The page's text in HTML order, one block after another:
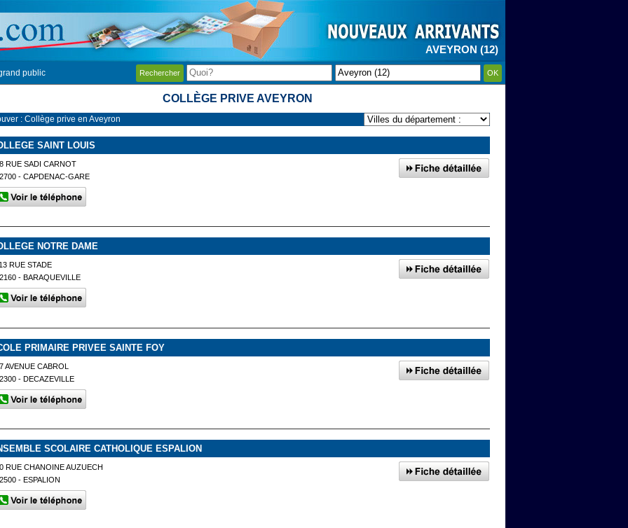
AVEYRON (12)
public Rechercher OK
COLLÈGE PRIVE AVEYRON
: Collège prive en Aveyron
SAINT LOUIS
RUE SADI CARNOT
- CAPDENAC-GARE
NOTRE DAME
RUE STADE
- BARAQUEVILLE
PRIMAIRE PRIVEE SAINTE FOY
AVENUE CABROL
- DECAZEVILLE
SCOLAIRE CATHOLIQUE ESPALION
RUE CHANOINE AUZUECH
- ESPALION